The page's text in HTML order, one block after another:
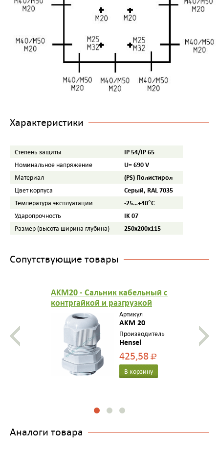
Характеристики
Степень защиты IP 54/IP 65
Номинальное напряжение U= 690 V
Материал (PS) Полистирол
Цвет корпуса Серый, RAL 7035
Температура эксплуатации -25…+40°С
Ударопрочность IK 07
Размер (высота ширина глубина) 250x200x115
Сопутствующие товары
AKM20 - Сальник кабельный с
контргайкой и разгрузкой
натяжения, герметичная зона
6,5-13,5 мм, IP 65, M 20, цвет
серый
Артикул
AKM 20
Производитель
Hensel
425,58Р
В корзину
Аналоги товара